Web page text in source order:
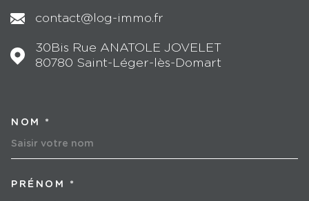
contact@log-immo.fr
30Bis Rue ANATOLE JOVELET
80780
Saint-Léger-lès-Domart
NOM *
PRÉNOM *